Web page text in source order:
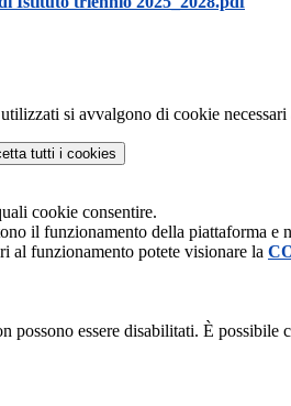
si avvalgono di cookie
tutti i cookies
cookie consentire.
il funzionamento della piattaforma e
al funzionamento potete visionare la
possono essere disabilitati. È